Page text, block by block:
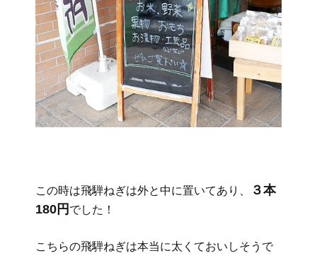
この時は飛騨ねぎは外と中に置いてあり、
３本
180円 でした！
こちらの飛騨ねぎは本当に太くておいしそうで